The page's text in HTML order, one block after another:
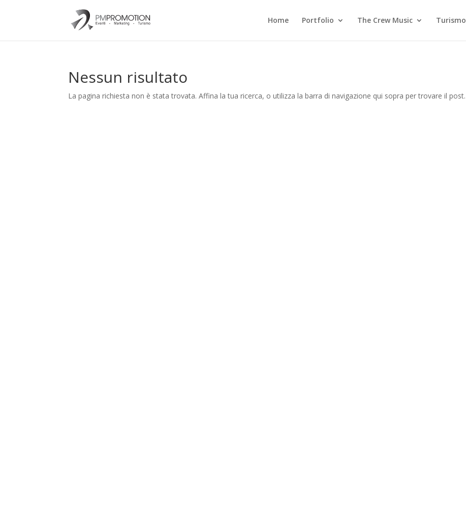
Home Portfolio The Crew Music Turismo
Nessun risultato
La pagina richiesta non è stata trovata. Affina la tua ricerca, o utilizza la barra di navigazione qui sopra per trovare il post.